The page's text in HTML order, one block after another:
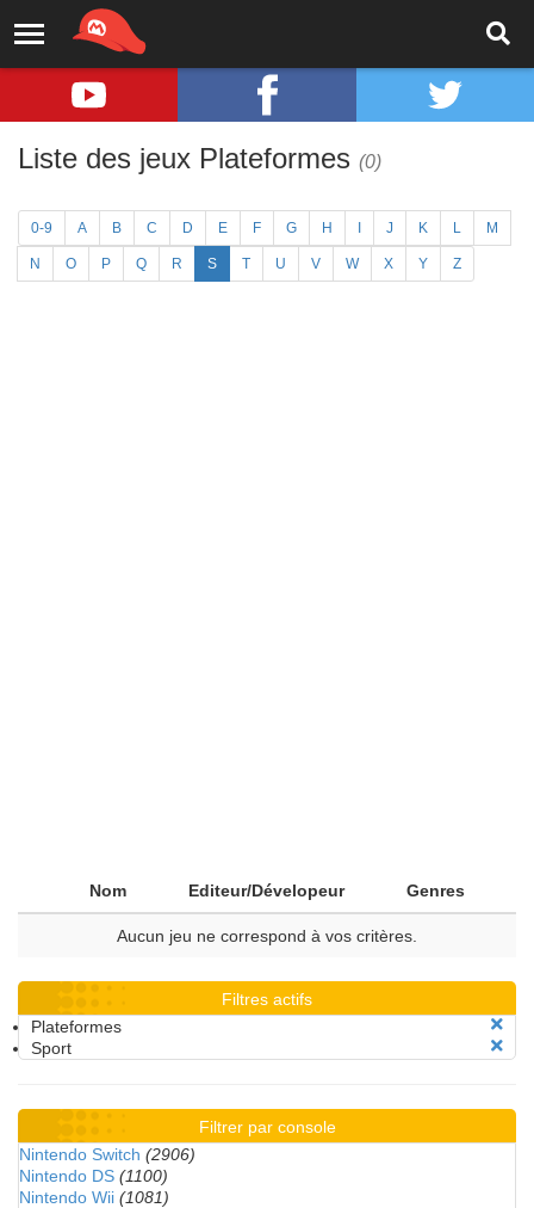
Liste des jeux Plateformes (0)
0-9 A B C D E F G H J K L M
N O P Q R S T U V W X Y Z
Nom Editeur/Dévelopeur Genres
Aucun jeu ne correspond à vos critères.
Filtres actifs
Plateformes
Sport
Filtrer par console
Nintendo Switch (2906)
Nintendo DS (1100)
Nintendo Wii (1081)